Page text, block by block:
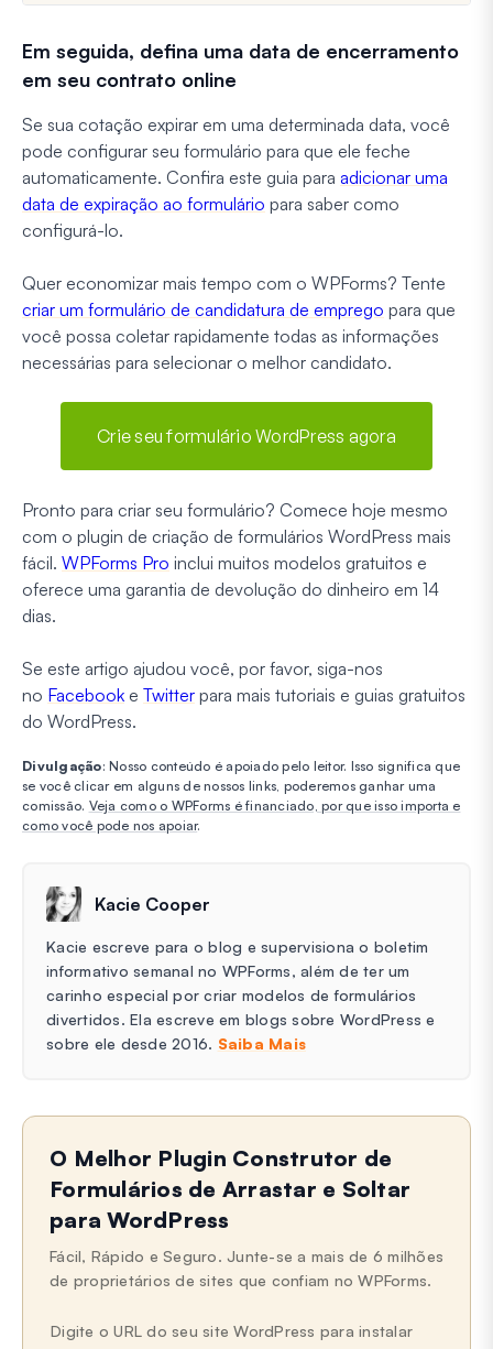
Em seguida, defina uma data de encerramento
em seu contrato online
Se sua cotação expirar em uma determinada data, você
pode configurar seu formulário para que ele feche
automaticamente. Confira este guia para adicionar uma
data de expiração ao formulário para saber como
configurá-lo.
Quer economizar mais tempo com o WPForms? Tente
criar um formulário de candidatura de emprego para que
você possa coletar rapidamente todas as informações
necessárias para selecionar o melhor candidato.
Crie seu formulário WordPress agora
Pronto para criar seu formulário? Comece hoje mesmo
com o plugin de criação de formulários WordPress mais
fácil. WPForms Pro inclui muitos modelos gratuitos e
oferece uma garantia de devolução do dinheiro em 14
dias.
Se este artigo ajudou você, por favor, siga-nos
no Facebook e Twitter para mais tutoriais e guias gratuitos
do WordPress.
Divulgação: Nosso conteúdo é apoiado pelo leitor. Isso significa que
se você clicar em alguns de nossos links, poderemos ganhar uma
comissão. Veja como o WPForms é financiado, por que isso importa e
como você pode nos apoiar.
Kacie Cooper
Kacie escreve para o blog e supervisiona o boletim
informativo semanal no WPForms, além de ter um
carinho especial por criar modelos de formulários
divertidos. Ela escreve em blogs sobre WordPress e
sobre ele desde 2016. Saiba Mais
O Melhor Plugin Construtor de
Formulários de Arrastar e Soltar
para WordPress
Fácil, Rápido e Seguro. Junte-se a mais de 6 milhões
de proprietários de sites que confiam no WPForms.
Digite o URL do seu site WordPress para instalar